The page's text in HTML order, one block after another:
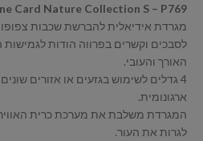
Card Nature Collection S – P769
מגרדת אידיאלית להברשת שכבות
האורך והעובי.
4 גדלים לשימוש בגזעים או אזורים
ארגונומית.
המגרדת משלבת את מערכת כרית האוויר
לגרות את העור.